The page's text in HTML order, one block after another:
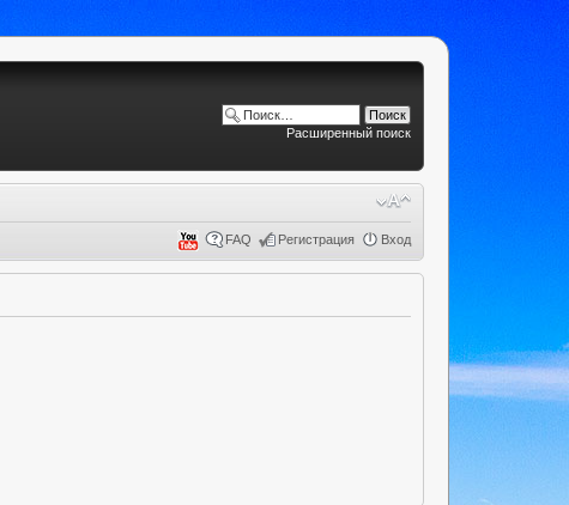
Расширенный поиск
FAQ Регистрация Вход